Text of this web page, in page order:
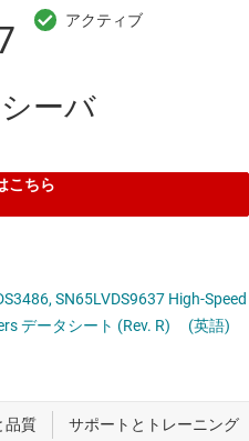
ーバ
こちら
SN65LVDS9637 High-Speed
データシート (Rev. R)
(英語)